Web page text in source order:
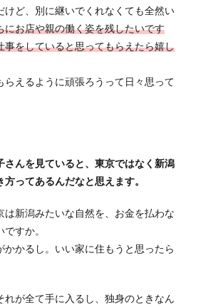
けど、別に継いでくれなくても全然い
にお店や親の働く姿を残したいです
事をしていると思ってもらえたら嬉し
らえるように頑張ろうって日々思って
さんを見ていると、東京ではなく新潟
ってあるんだなと思えます。
は新潟みたいな自然を、お金を払わな
すか。
かかるし。いい家に住もうと思ったら
れが全て手に入るし、独身のときなん